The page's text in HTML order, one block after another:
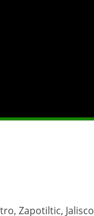
Zapotiltic, Jalisco